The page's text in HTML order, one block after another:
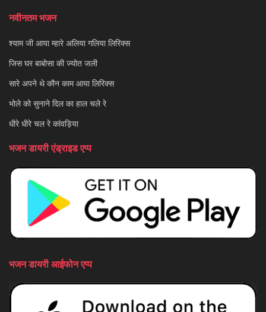
नवीनतम भजन
श्याम जी आया म्हारे अलिया गलिया लिरिक्स
जिस घर बाबोसा की ज्योत जली
सारे अपने थे कौन काम आया लिरिक्स
भोले को सुनाने दिल का हाल चले रे
धीरे धीरे चल रे कांवड़िया
भजन डायरी एंड्राइड एप्प
भजन डायरी आईफोन एप्प